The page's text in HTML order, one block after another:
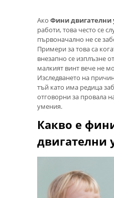
Ако Фини двигателни
работи, това често се
първоначално не се
Примери за това са
внезапно се изплъзне
малкият винт вече не
Изследването на
тъй като има редица
отговорни за провала
умения.
Какво е
двигателни